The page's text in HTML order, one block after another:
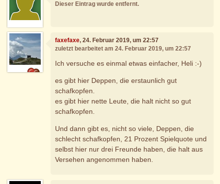
Dieser Eintrag wurde entfernt.
faxefaxe, 24. Februar 2019, um 22:57
zuletzt bearbeitet am 24. Februar 2019, um 22:57
Ich versuche es einmal etwas einfacher, Heli :-)
es gibt hier Deppen, die erstaunlich gut
schafkopfen.
es gibt hier nette Leute, die halt nicht so gut
schafkopfen.
Und dann gibt es, nicht so viele, Deppen, die
schlecht schafkopfen, 21 Prozent Spielquote und
selbst hier nur drei Freunde haben, die halt aus
Versehen angenommen haben.